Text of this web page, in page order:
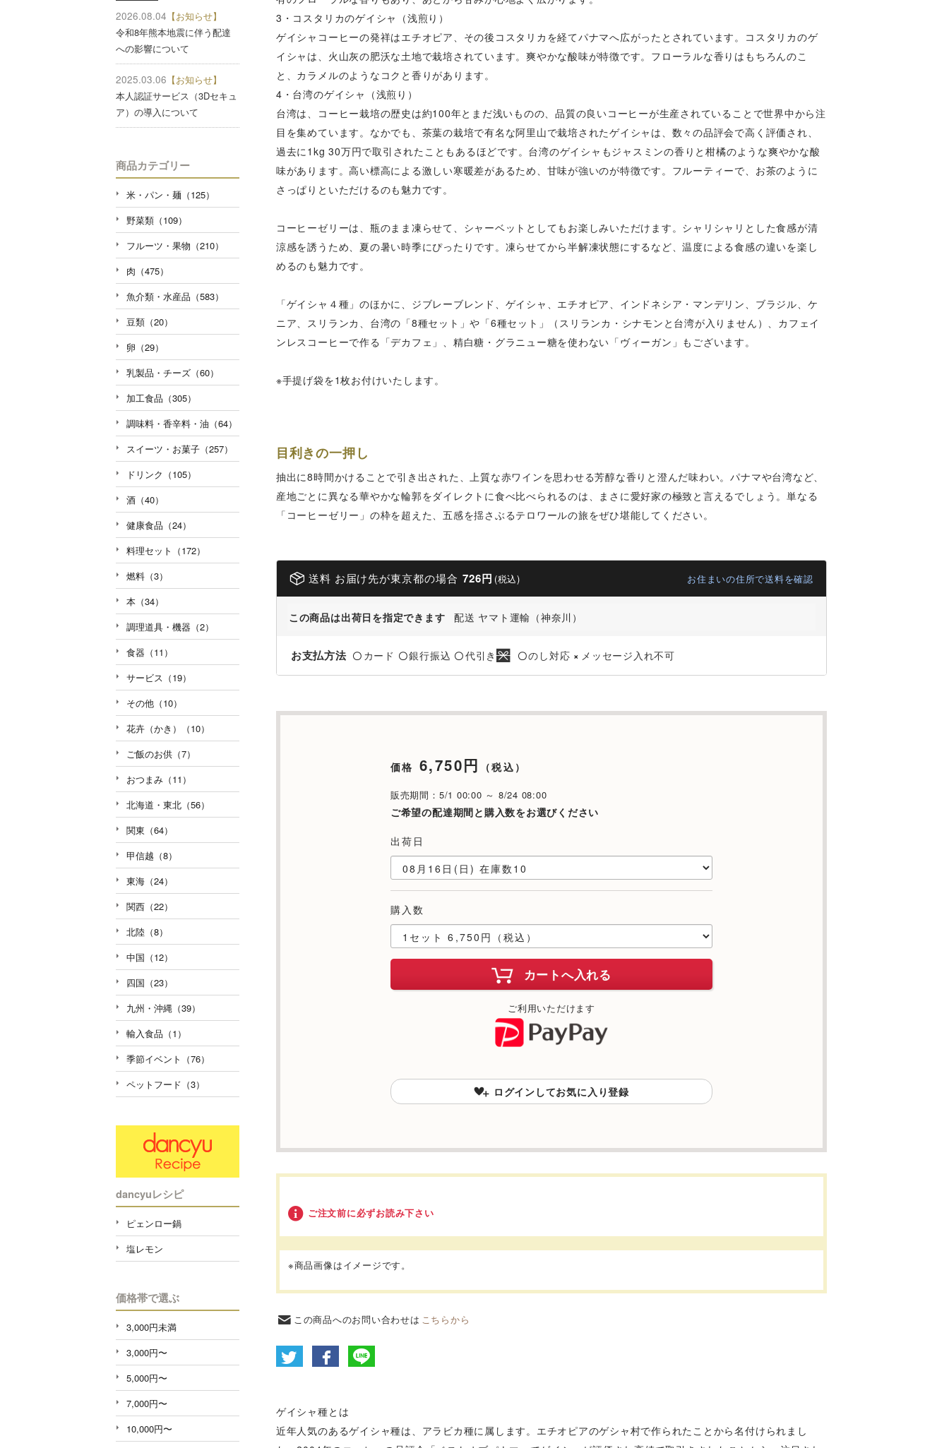
3・コスタリカのゲイシャ（浅煎り）
ゲイシャコーヒーの発祥はエチオピア、その後コスタリカを経てパナマへ広がったとされています。コスタリカのゲ
イシャは、火山灰の肥沃な土地で栽培されています。爽やかな酸味が特徴です。フローラルな香りはもちろんのこ
と、カラメルのようなコクと香りがあります。
4・台湾のゲイシャ（浅煎り）
台湾は、コーヒー栽培の歴史は約100年とまだ浅いものの、品質の良いコーヒーが生産されていることで世界中から注
目を集めています。なかでも、茶葉の栽培で有名な阿里山で栽培されたゲイシャは、数々の品評会で高く評価され、
過去に1kg 30万円で取引されたこともあるほどです。台湾のゲイシャもジャスミンの香りと柑橘のような爽やかな酸
味があります。高い標高による激しい寒暖差があるため、甘味が強いのが特徴です。フルーティーで、お茶のように
さっぱりといただけるのも魅力です。
コーヒーゼリーは、瓶のまま凍らせて、シャーベットとしてもお楽しみいただけます。シャリシャリとした食感が清
涼感を誘うため、夏の暑い時季にぴったりです。凍らせてから半解凍状態にするなど、温度による食感の違いを楽し
めるのも魅力です。
「ゲイシャ４種」のほかに、ジブレーブレンド、ゲイシャ、エチオピア、インドネシア・マンデリン、ブラジル、ケ
ニア、スリランカ、台湾の「8種セット」や「6種セット」（スリランカ・シナモンと台湾が入りません）、カフェイ
ンレスコーヒーで作る「デカフェ」、精白糖・グラニュー糖を使わない「ヴィーガン」もございます。
※手提げ袋を1枚お付けいたします。
目利きの一押し
抽出に8時間かけることで引き出された、上質な赤ワインを思わせる芳醇な香りと澄んだ味わい。パナマや台湾など、
産地ごとに異なる華やかな輪郭をダイレクトに食べ比べられるのは、まさに愛好家の極致と言えるでしょう。単なる
「コーヒーゼリー」の枠を超えた、五感を揺さぶるテロワールの旅をぜひ堪能してください。
送料 お届け先が東京都の場合 726円 (税込) お住まいの住所で送料を確認
この商品は出荷日を指定できます 配送 ヤマト運輸（神奈川）
お支払方法 〇 カード 〇銀行振込 〇代引き 〇のし対応 × メッセージ入れ不可
価格 6,750円 （税込）
販売期間：5/1 00:00 ～ 8/24 08:00
ご希望の配達期間と購入数をお選びください
出荷日
購入数
カートへ入れる
ご利用いただけます
ログインしてお気に入り登録
ご注文前に必ずお読み下さい
※商品画像はイメージです。
この商品へのお問い合わせは こちらから
ゲイシャ種とは
近年人気のあるゲイシャ種は、アラビカ種に属します。エチオピアのゲシャ村で作られたことから名付けられまし
2026.08.04 【お知らせ】
令和8年熊本地震に伴う配達
への影響について
2025.03.06 【お知らせ】
本人認証サービス（3Dセキュ
ア）の導入について
商品カテゴリー
米・パン・麺（125）
野菜類（109）
フルーツ・果物（210）
肉（475）
魚介類・水産品（583）
豆類（20）
卵（29）
乳製品・チーズ（60）
加工食品（305）
調味料・香辛料・油（64）
スイーツ・お菓子（257）
ドリンク（105）
酒（40）
健康食品（24）
料理セット（172）
燃料（3）
本（34）
調理道具・機器（2）
食器（11）
サービス（19）
その他（10）
花卉（かき）（10）
ご飯のお供（7）
おつまみ（11）
北海道・東北（56）
関東（64）
甲信越（8）
東海（24）
関西（22）
北陸（8）
中国（12）
四国（23）
九州・沖縄（39）
輸入食品（1）
季節イベント（76）
ペットフード（3）
dancyuレシピ
ピェンロー鍋
塩レモン
価格帯で選ぶ
3,000円未満
3,000円〜
5,000円〜
7,000円〜
10,000円〜